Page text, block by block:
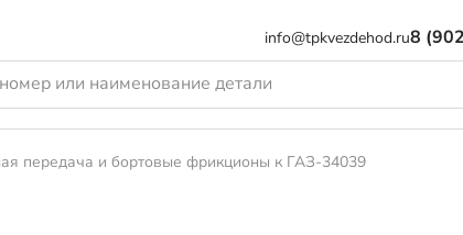
info@tpkvezdehod.ru8
передача и бортовые фрикционы к ГАЗ-34039